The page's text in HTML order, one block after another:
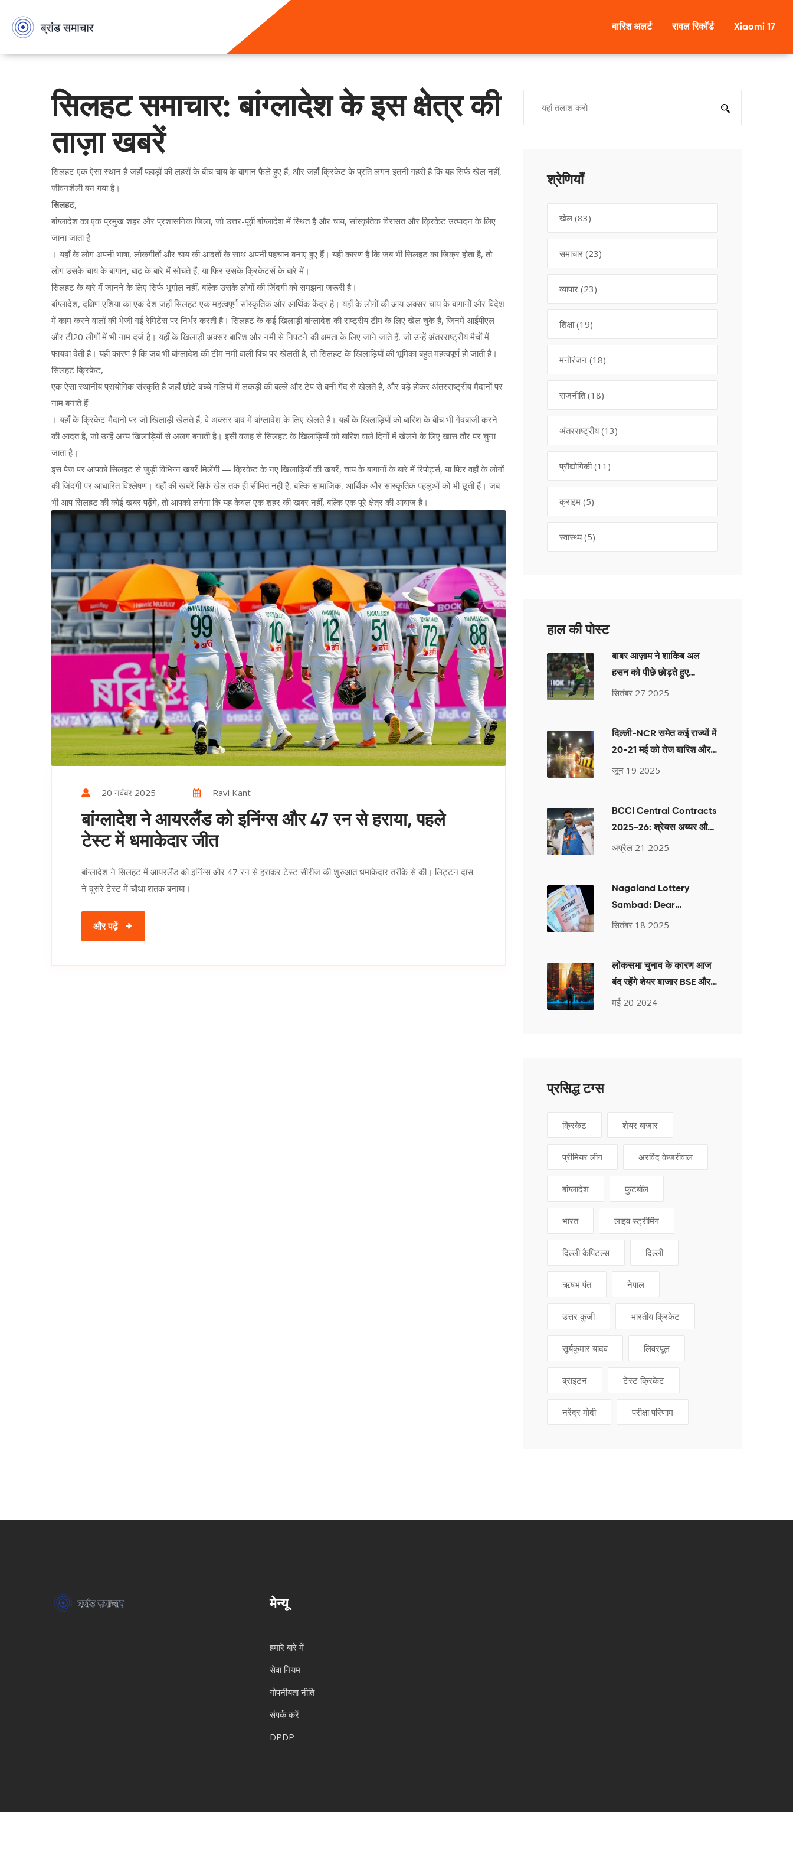
बारिश अलर्ट रावल रिकॉर्ड Xiaomi 17
सिलहट समाचार: बांग्लादेश के इस क्षेत्र की
ताज़ा खबरें
सिलहट एक ऐसा स्थान है जहाँ पहाड़ों की लहरों के बीच चाय के बागान फैले हुए हैं, और जहाँ क्रिकेट के प्रति लगन इतनी गहरी है कि यह सिर्फ खेल नहीं,
जीवनशैली बन गया है।
सिलहट,
बांग्लादेश का एक प्रमुख शहर और प्रशासनिक जिला, जो उत्तर-पूर्वी बांग्लादेश में स्थित है और चाय, सांस्कृतिक विरासत और क्रिकेट उत्पादन के लिए
जाना जाता है
। यहाँ के लोग अपनी भाषा, लोकगीतों और चाय की आदतों के साथ अपनी पहचान बनाए हुए हैं। यही कारण है कि जब भी सिलहट का जिक्र होता है, तो
लोग उसके चाय के बागान, बाढ़ के बारे में सोचते हैं, या फिर उसके क्रिकेटर्स के बारे में।
सिलहट के बारे में जानने के लिए सिर्फ भूगोल नहीं, बल्कि उसके लोगों की जिंदगी को समझना जरूरी है।
बांग्लादेश, दक्षिण एशिया का एक देश जहाँ सिलहट एक महत्वपूर्ण सांस्कृतिक और आर्थिक केंद्र है। यहाँ के लोगों की आय अक्सर चाय के बागानों और विदेश
में काम करने वालों की भेजी गई रेमिटेंस पर निर्भर करती है। सिलहट के कई खिलाड़ी बांग्लादेश की राष्ट्रीय टीम के लिए खेल चुके हैं, जिनमें आईपीएल
और टी20 लीगों में भी नाम दर्ज है। यहाँ के खिलाड़ी अक्सर बारिश और नमी से निपटने की क्षमता के लिए जाने जाते हैं, जो उन्हें अंतरराष्ट्रीय मैचों में
फायदा देती है। यही कारण है कि जब भी बांग्लादेश की टीम नमी वाली पिच पर खेलती है, तो सिलहट के खिलाड़ियों की भूमिका बहुत महत्वपूर्ण हो जाती है।
सिलहट क्रिकेट,
एक ऐसा स्थानीय प्रायोगिक संस्कृति है जहाँ छोटे बच्चे गलियों में लकड़ी की बल्ले और टेप से बनी गेंद से खेलते हैं, और बड़े होकर अंतरराष्ट्रीय मैदानों पर
नाम बनाते हैं
। यहाँ के क्रिकेट मैदानों पर जो खिलाड़ी खेलते हैं, वे अक्सर बाद में बांग्लादेश के लिए खेलते हैं। यहाँ के खिलाड़ियों को बारिश के बीच भी गेंदबाजी करने
की आदत है, जो उन्हें अन्य खिलाड़ियों से अलग बनाती है। इसी वजह से सिलहट के खिलाड़ियों को बारिश वाले दिनों में खेलने के लिए खास तौर पर चुना
जाता है।
इस पेज पर आपको सिलहट से जुड़ी विभिन्न खबरें मिलेंगी — क्रिकेट के नए खिलाड़ियों की खबरें, चाय के बागानों के बारे में रिपोर्ट्स, या फिर वहाँ के लोगों
की जिंदगी पर आधारित विश्लेषण। यहाँ की खबरें सिर्फ खेल तक ही सीमित नहीं हैं, बल्कि सामाजिक, आर्थिक और सांस्कृतिक पहलुओं को भी छूती हैं। जब
भी आप सिलहट की कोई खबर पढ़ेंगे, तो आपको लगेगा कि यह केवल एक शहर की खबर नहीं, बल्कि एक पूरे क्षेत्र की आवाज़ है।
20 नवंबर 2025 Ravi Kant
बांग्लादेश ने आयरलैंड को इनिंग्स और 47 रन से हराया, पहले
टेस्ट में धमाकेदार जीत
बांग्लादेश ने सिलहट में आयरलैंड को इनिंग्स और 47 रन से हराकर टेस्ट सीरीज की शुरुआत धमाकेदार तरीके से की। लिट्टन दास
ने दूसरे टेस्ट में चौथा शतक बनाया।
और पढ़ें
श्रेणियाँ
खेल (83)
समाचार (23)
व्यापार (23)
शिक्षा(19)
मनोरंजन (18)
राजनीति(18)
अंतरराष्ट्रीय(13)
प्रौद्योगिकी(11)
क्राइम (5)
स्वास्थ्य(5)
हाल की पोस्ट
बाबर आज़ाम ने शाकिब अल
हसन को पीछे छोड़ते हुए
अंतरराष्ट्रीय रन में नई ऊँचाई
सितंबर 27 2025
दिल्ली-NCR समेत कई राज्यों में
20-21 मई को तेज बारिश और
आंधी का अलर्ट, IMD का
जून 19 2025
BCCI Central Contracts
2025-26: श्रेयस अय्यर और
ईशान किशन की वापसी, अभिषेक
अप्रैल 21 2025
Nagaland Lottery
Sambad: Dear
Mahanadi परिणाम 16
सितंबर 18 2025
लोकसभा चुनाव के कारण आज
बंद रहेंगे शेयर बाजार BSE और
NSE
मई 20 2024
प्रसिद्ध टग्स
क्रिकेट शेयर बाजार
प्रीमियर लीग अरविंद केजरीवाल
बांग्लादेश फुटबॉल
भारत लाइव स्ट्रीमिंग
दिल्ली कैपिटल्स दिल्ली
ऋषभ पंत नेपाल
उत्तर कुंजी भारतीय क्रिकेट
सूर्यकुमार यादव लिवरपूल
ब्राइटन टेस्ट क्रिकेट
नरेंद्र मोदी परीक्षा परिणाम
मेन्यू
हमारे बारे में
सेवा नियम
गोपनीयता नीति
संपर्क करें
DPDP